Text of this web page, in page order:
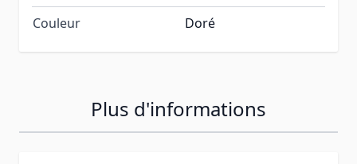
Couleur
Doré
Plus d'informations